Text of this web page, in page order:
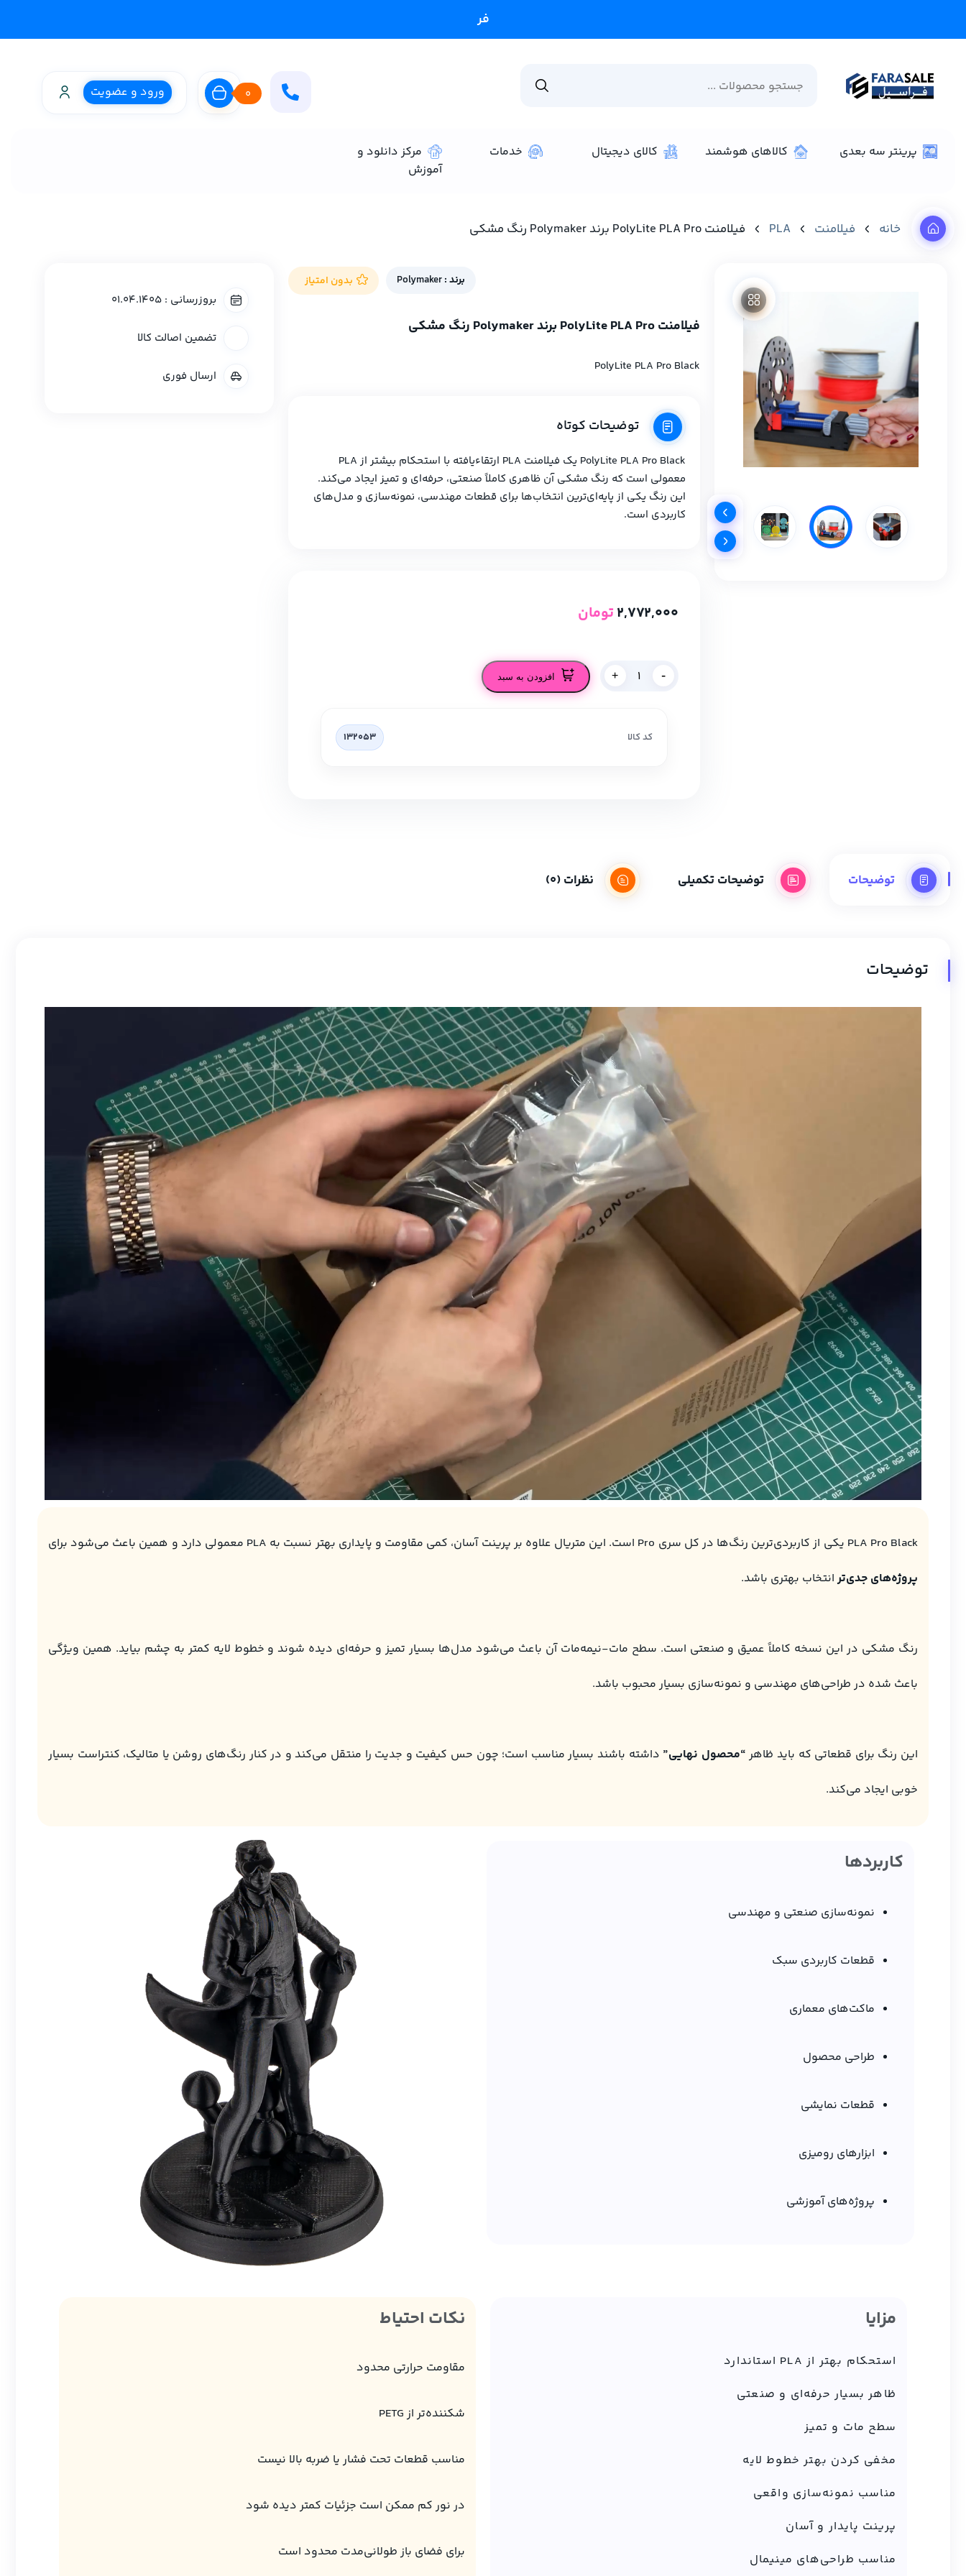
فروشگاه فراسیل فعال می باشد✨
ورود و عضویت 0
پرینتر سه بعدی کالاهای هوشمند کالای دیجیتال خدمات
مرکز دانلود و
آموزش
خانه فیلامنت PLA فیلامنت PolyLite PLA Pro برند Polymaker رنگ مشکی
بدون امتیاز برند :Polymaker
فیلامنت PolyLite PLA Pro برند Polymaker رنگ مشکی
PolyLite PLA Pro Black
توضیحات کوتاه
PolyLite PLA Pro Black یک فیلامنت PLA ارتقاءیافته با استحکام بیشتر از PLA
معمولی است که رنگ مشکی آن ظاهری کاملاً صنعتی، حرفه‌ای و تمیز ایجاد می‌کند.
این رنگ یکی از پایه‌ای‌ترین انتخاب‌ها برای قطعات مهندسی، نمونه‌سازی و مدل‌های
کاربردی است.
2,772,000تومان
-
+ افزودن به سبد
کد کالا 132053
بروزرسانی : 01.04.1405
تضمین اصالت کالا
ارسال فوری
توضیحات توضیحات تکمیلی نظرات (0)
توضیحات
PLA Pro Black یکی از کاربردی‌ترین رنگ‌ها در کل سری Pro است. این متریال علاوه بر پرینت آسان، کمی مقاومت و پایداری بهتر نسبت به PLA معمولی دارد و همین باعث می‌شود برای
پروژه‌های جدی‌ترانتخاب بهتری باشد.
رنگ مشکی در این نسخه کاملاً عمیق و صنعتی است. سطح مات-نیمه‌مات آن باعث می‌شود مدل‌ها بسیار تمیز و حرفه‌ای دیده شوند و خطوط لایه کمتر به چشم بیاید. همین ویژگی
باعث شده در طراحی‌های مهندسی و نمونه‌سازی بسیار محبوب باشد.
این رنگ برای قطعاتی که باید ظاهر“محصول نهایی” داشته باشند بسیار مناسب است؛ چون حس کیفیت و جدیت را منتقل می‌کند و در کنار رنگ‌های روشن یا متالیک، کنتراست بسیار
خوبی ایجاد می‌کند.
کاربردها
نمونه‌سازی صنعتی و مهندسی
قطعات کاربردی سبک
ماکت‌های معماری
طراحی محصول
قطعات نمایشی
ابزارهای رومیزی
پروژه‌های آموزشی
مزایا
استحکام بهتر از PLA استاندارد
ظاهر بسیار حرفه‌ای و صنعتی
سطح مات و تمیز
مخفی کردن بهتر خطوط لایه
مناسب نمونه‌سازی واقعی
پرینت پایدار و آسان
مناسب طراحی‌های مینیمال
نکات احتیاط
مقاومت حرارتی محدود
شکننده‌تر از PETG
مناسب قطعات تحت فشار یا ضربه بالا نیست
در نور کم ممکن است جزئیات کمتر دیده شود
برای فضای باز طولانی‌مدت محدود است